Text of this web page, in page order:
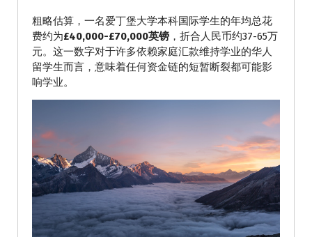
粗略估算，一名爱丁堡大学本科国际学生的年均总花
费约为£40,000-£70,000英镑 ，折合人民币约37-65万
元。这一数字对于许多依赖家庭汇款维持学业的华人
留学生而言，意味着任何资金链的短暂断裂都可能影
响学业。